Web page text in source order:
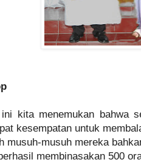
ini kita menemukan bahwa
kesempatan untuk
musuh-musuh mereka
membinasakan 500